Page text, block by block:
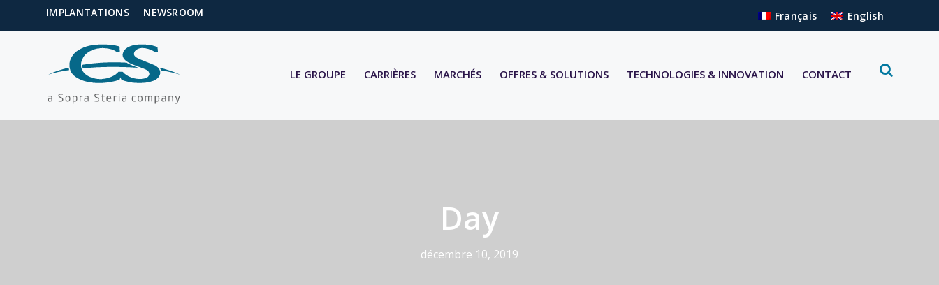
IMPLANTATIONS NEWSROOM Français English
LE GROUPE CARRIÈRES MARCHÉS OFFRES & SOLUTIONS TECHNOLOGIES & INNOVATION CONTACT
Day
décembre 10, 2019